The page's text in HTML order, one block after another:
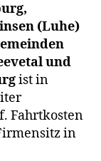
(Luhe)
und
ist in
Fahrtkosten
in